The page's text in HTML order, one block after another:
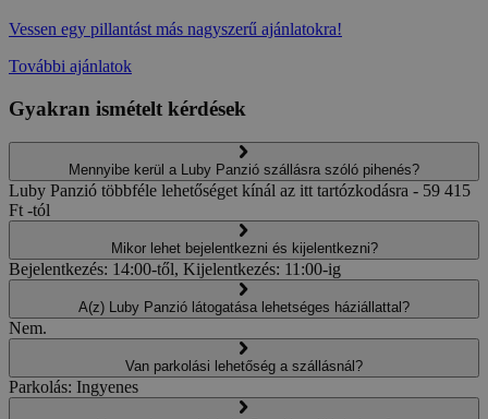
Vessen egy pillantást más nagyszerű ajánlatokra!
További ajánlatok
Gyakran ismételt kérdések
Mennyibe kerül a Luby Panzió szállásra szóló pihenés?
Luby Panzió többféle lehetőséget kínál az itt tartózkodásra - 59 415
Ft -tól
Mikor lehet bejelentkezni és kijelentkezni?
Bejelentkezés: 14:00-től, Kijelentkezés: 11:00-ig
A(z) Luby Panzió látogatása lehetséges háziállattal?
Nem.
Van parkolási lehetőség a szállásnál?
Parkolás: Ingyenes